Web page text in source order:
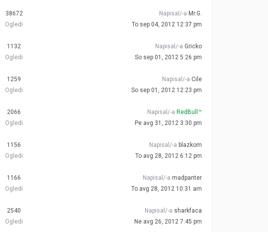
38672
Ogledi
Napisal/-a Mr.G.
To sep 04, 2012 12:37 pm
1132
Ogledi
Napisal/-a Gricko
So sep 01, 2012 5:26 pm
1259
Ogledi
Napisal/-a Cile
So sep 01, 2012 12:23 pm
2066
Ogledi
Napisal/-a RedBull™
Pe avg 31, 2012 3:30 pm
1156
Ogledi
Napisal/-a blazkom
To avg 28, 2012 6:12 pm
1166
Ogledi
Napisal/-a madpanter
To avg 28, 2012 10:31 am
2540
Ogledi
Napisal/-a sharkfaca
Ne avg 26, 2012 7:45 pm